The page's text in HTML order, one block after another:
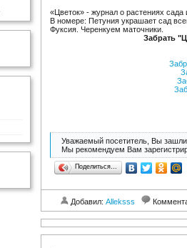
«Цветок» - журнал о растениях
В номере: Петуния украшает сад
Фуксия. Черенкуем маточники.
Забрать
Уважаемый посетитель, Вы зашли
Мы рекомендуем Вам
Поделиться…
Добавил: Alleksss